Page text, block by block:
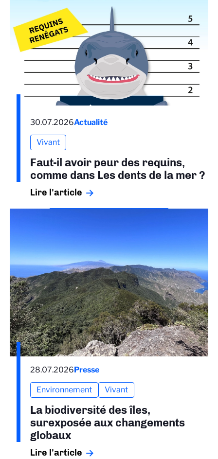
30.07.2026Actualité
Vivant
Faut-il avoir peur des requins,
comme dans Les dents de la mer ?
Lire l'article
28.07.2026Presse
Environnement Vivant
La biodiversité des îles,
surexposée aux changements
globaux
Lire l'article